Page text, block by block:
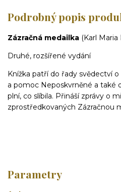
Podrobný popis
Zázračná medailka (Karl
Druhé, rozšířené vydání
Knížka patří do řady svědectví
a pomoc Neposkvrněné a také
plní, co slíbila. Přináší zprávy o
zprostředkovaných Zázračnou
Parametry